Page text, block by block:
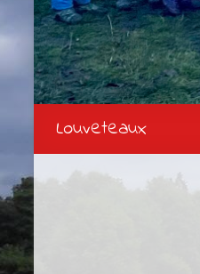
Louveteaux